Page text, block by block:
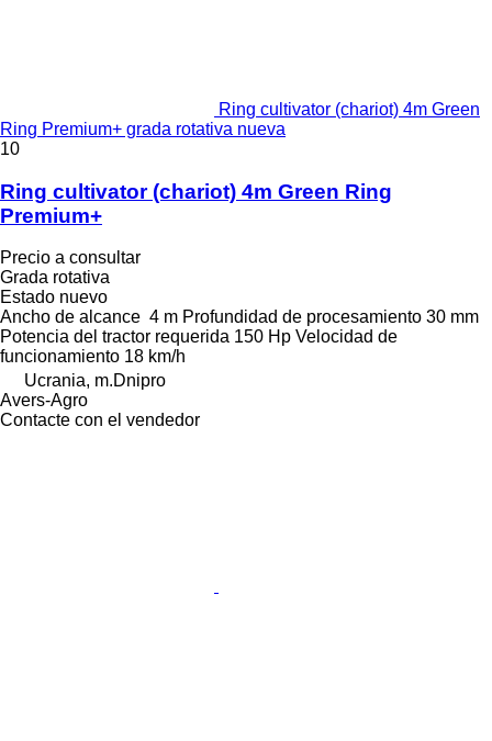
Ring cultivator (chariot) 4m Green
Ring Premium+ grada rotativa nueva
10
Ring cultivator (chariot) 4m Green Ring
Premium+
Precio a consultar
Grada rotativa
Estado nuevo
Ancho de alcance 4 m Profundidad de procesamiento 30 mm
Potencia del tractor requerida 150 Hp Velocidad de
funcionamiento 18 km/h
Ucrania, m.Dnipro
Avers-Agro
Contacte con el vendedor